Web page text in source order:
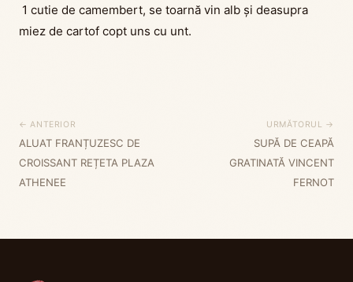
1 cutie de camembert, se toarnă vin alb și deasupra
miez de cartof copt uns cu unt.
← ANTERIOR
ALUAT FRANȚUZESC DE
CROISSANT REȚETA PLAZA
ATHENEE
URMĂTORUL →
SUPĂ DE CEAPĂ
GRATINATĂ VINCENT
FERNOT